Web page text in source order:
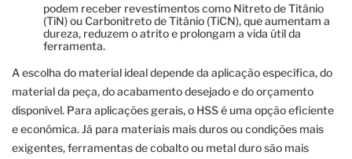
podem receber revestimentos como Nitreto de Titânio
(TiN) ou Carbonitreto de Titânio (TiCN), que aumentam a
dureza, reduzem o atrito e prolongam a vida útil da
ferramenta.
A escolha do material ideal depende da aplicação específica, do
material da peça, do acabamento desejado e do orçamento
disponível. Para aplicações gerais, o HSS é uma opção eficiente
e econômica. Já para materiais mais duros ou condições mais
exigentes, ferramentas de cobalto ou metal duro são mais